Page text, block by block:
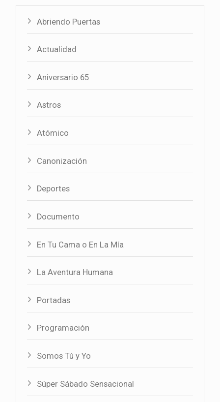
Abriendo Puertas
Actualidad
Aniversario 65
Astros
Atómico
Canonización
Deportes
Documento
En Tu Cama o En La Mía
La Aventura Humana
Portadas
Programación
Somos Tú y Yo
Súper Sábado Sensacional